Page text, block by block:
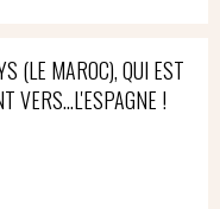
(LE MAROC), QUI EST
VERS...L'ESPAGNE !